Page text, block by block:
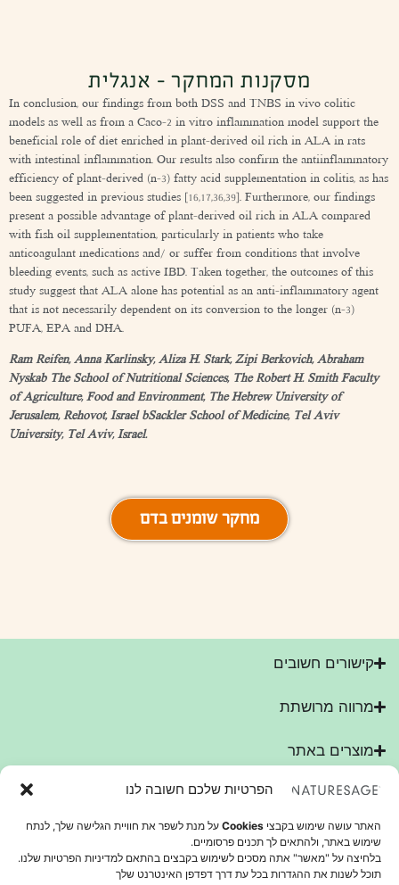
הפרטיות שלכם חשובה לנו
האתר עושה שימוש בקבצי Cookies על מנת לשפר את חוויית הגלישה שלך, לנתח
שימוש באתר, ולהתאים לך תכנים פרסומיים.
בלחיצה על "מאשר" אתה מסכים לשימוש בקבצים בהתאם למדיניות הפרטיות שלנו.
תוכל לשנות את ההגדרות בכל עת דרך דפדפן האינטרנט שלך
In conclusion, our findings from both DSS and TNBS in vivo colitic
models as well as from a Caco-2 in vitro inflammation model support the
beneficial role of diet enriched in plant-derived oil rich in ALA in rats
with intestinal inflammation. Our results also confirm the antiinflammatory
efficiency of plant-derived (n-3) fatty acid supplementation in colitis, as has
been suggested in previous studies [16,17,36,39]. Furthermore, our findings
present a possible advantage of plant-derived oil rich in ALA compared
with fish oil supplementation, particularly in patients who take
anticoagulant medications and/ or suffer from conditions that involve
bleeding events, such as active IBD. Taken together, the outcomes of this
study suggest that ALA alone has potential as an anti-inflammatory agent
that is not necessarily dependent on its conversion to the longer (n-3)
PUFA, EPA and DHA.
Ram Reifen, Anna Karlinsky, Aliza H. Stark, Zipi Berkovich, Abraham
Nyskab The School of Nutritional Sciences, The Robert H. Smith Faculty
of Agriculture, Food and Environment, The Hebrew University of
Jerusalem, Rehovot, Israel bSackler School of Medicine, Tel Aviv
University, Tel Aviv, Israel.
מסקנות המחקר - אנגלית
מחקר שומנים בדם
קישורים חשובים
מרווה מרושתת
מוצרים באתר
כל המידע הנמצא באתר ניתן למטרות חינוכיות בלבד, אינו מהווה תחליף לייעוץ, טיפול, אבחון
והשגחה של רופא מוסמך, ואינו ערוך או מעוצב כדי לקדם או לפרסם שיטות ריפוי או מוצרים